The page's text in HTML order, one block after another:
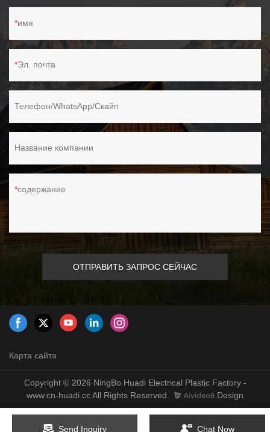
имя
Эл. почта
Телефон/WhatsApp/Скайп
Название компании
содержание
ОТПРАВИТЬ ЗАПРОС СЕЙЧАС
Карта сайта
Copyright © 2026 NingBo Huadi Electrical Plastic Factory -
www.cn-huadi.cc All Rights Reserved.
Design
Send Inquiry Chat Now